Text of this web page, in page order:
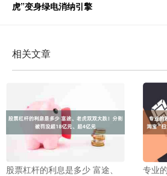
虎”变身绿电消纳引擎
相关文章
股票杠杆的利息是多少 富途、
专业